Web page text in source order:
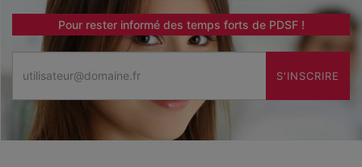
Pour rester informé des temps forts de PDSF !
S'INSCRIRE